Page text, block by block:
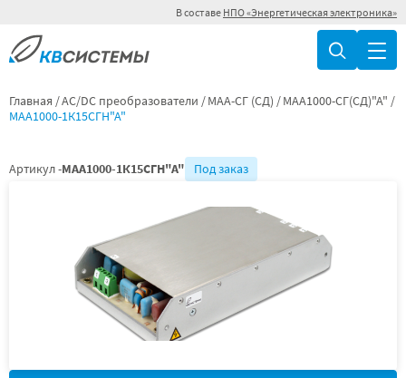
В составе НПО «Энергетическая электроника»
Главная AC/DC преобразователи МАА-СГ (СД)
МАА1000-СГ(СД)"А"
МАА1000-1К15СГН"А"
Артикул -МАА1000-1К15СГН"А" Под заказ